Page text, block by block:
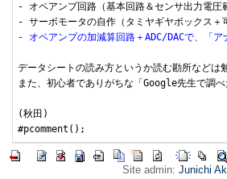
- オペアンプ回路（基本回路＆センサ出力電圧
- オペアンプの加減算回路＋ADC/DACで、「
データシートの読み方というか読む勘所などは
また、初心者でありがちな「Google先生で調
(秋田)
Site admin: Junichi